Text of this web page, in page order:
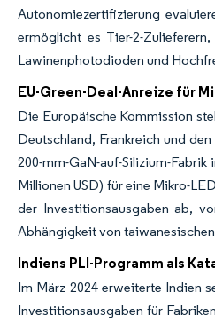
Autonomiezertifizierung
ermöglicht es Tier-2-
Lawinenphotodioden und
EU-Green-Deal-Anreize für
Die Europäische Kommission
Deutschland, Frankreich und
200-mm-GaN-auf-Silizium-Fabrik
Millionen USD) für eine Mikro-
der Investitionsausgaben ab,
Abhängigkeit von
Indiens PLI-Programm als
Im März 2024 erweiterte Indien
Investitionsausgaben für